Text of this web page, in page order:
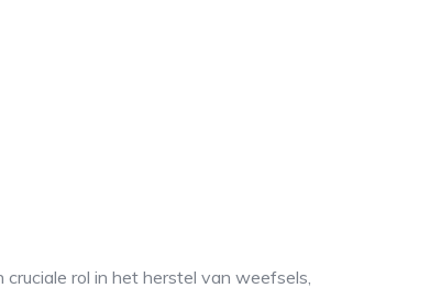
rol in het herstel van weefsels,